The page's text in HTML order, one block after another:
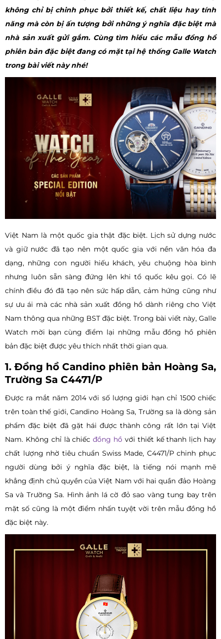
không chỉ bị chinh phục bởi thiết kế, chất liệu hay tính
năng mà còn bị ấn tượng bởi những ý nghĩa đặc biệt mà
nhà sản xuất gửi gắm. Cùng tìm hiểu các mẫu đồng hồ
phiên bản đặc biệt đang có mặt tại hệ thống Galle Watch
trong bài viết này nhé!
Việt Nam là một quốc gia thật đặc biệt. Lịch sử dựng nước
và giữ nước đã tạo nên một quốc gia với nền văn hóa đa
dạng, những con người hiếu khách, yêu chuộng hòa bình
nhưng luôn sẵn sàng đứng lên khi tổ quốc kêu gọi. Có lẽ
chính điều đó đã tạo nên sức hấp dẫn, cảm hứng cũng như
sự ưu ái mà các nhà sản xuất đồng hồ dành riêng cho Việt
Nam thông qua những BST đặc biệt. Trong bài viết này, Galle
Watch mời bạn cùng điểm lại những mẫu đồng hồ phiên
bản đặc biệt được yêu thích nhất thời gian qua.
1. Đồng hồ Candino phiên bản Hoàng Sa,
Trường Sa C4471/P
Được ra mắt năm 2014 với số lượng giới hạn chỉ 1500 chiếc
trên toàn thế giới, Candino Hoàng Sa, Trường sa là dòng sản
phẩm đặc biệt đã gặt hái được thành công rất lớn tại Việt
Nam. Không chỉ là chiếcđồng hồ với thiết kế thanh lịch hay
chất lượng nhờ tiêu chuẩn Swiss Made, C4471/P chinh phục
người dùng bởi ý nghĩa đặc biệt, là tiếng nói mạnh mẽ
khẳng định chủ quyền của Việt Nam với hai quần đảo Hoàng
Sa và Trường Sa. Hình ảnh lá cờ đỏ sao vàng tung bay trên
mặt số cũng là một điểm nhấn tuyệt vời trên mẫu đồng hồ
đặc biệt này.